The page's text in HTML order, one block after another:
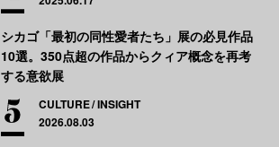
シカゴ「最初の同性愛者たち」展の必見作品
10選。350点超の作品からクィア概念を再考
する意欲展
CULTURE INSIGHT
2026.08.03